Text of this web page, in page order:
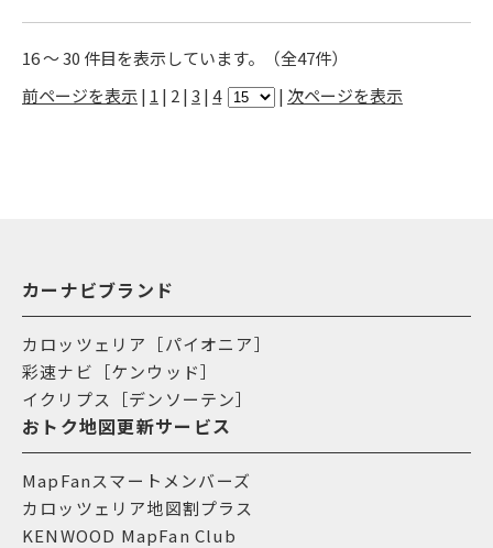
16 ～ 30 件目を表示しています。（全47件）
前ページを表示 | 1 | 2 | 3 | 4 | 次ページを表示
カーナビブランド
カロッツェリア［パイオニア］
彩速ナビ［ケンウッド］
イクリプス［デンソーテン］
おトク地図更新サービス
MapFanスマートメンバーズ
カロッツェリア地図割プラス
KENWOOD MapFan Club